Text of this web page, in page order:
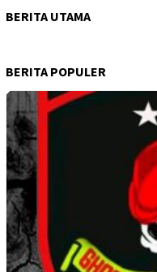
BERITA UTAMA
BERITA POPULER